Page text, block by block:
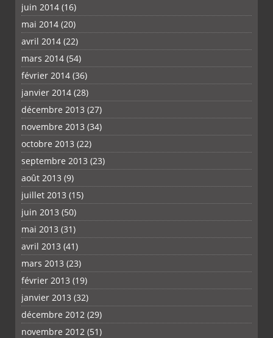
juin 2014 (16)
mai 2014 (20)
avril 2014 (22)
mars 2014 (54)
février 2014 (36)
janvier 2014 (28)
décembre 2013 (27)
novembre 2013 (34)
octobre 2013 (22)
septembre 2013 (23)
août 2013 (9)
juillet 2013 (15)
juin 2013 (50)
mai 2013 (31)
avril 2013 (41)
mars 2013 (23)
février 2013 (19)
janvier 2013 (32)
décembre 2012 (29)
novembre 2012 (51)